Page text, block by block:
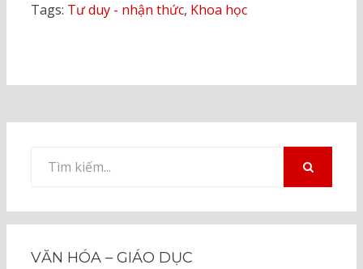
Tags: Tư duy - nhận thức, Khoa học
kiếm
VĂN HÓA – GIÁO DỤC